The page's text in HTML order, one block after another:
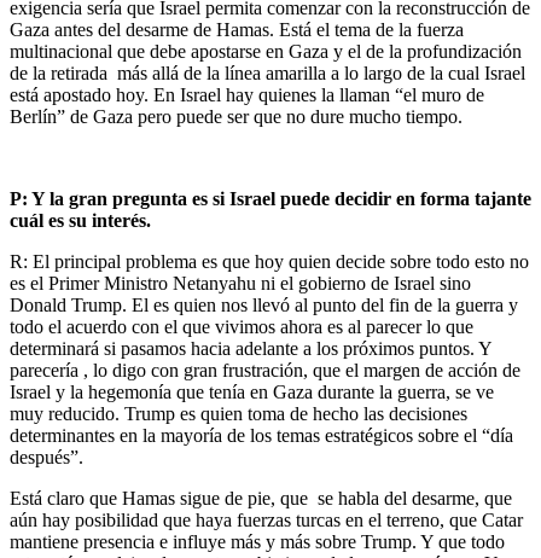
exigencia sería que Israel permita comenzar con la reconstrucción de
Gaza antes del desarme de Hamas. Está el tema de la fuerza
multinacional que debe apostarse en Gaza y el de la profundización
de la retirada más allá de la línea amarilla a lo largo de la cual Israel
está apostado hoy. En Israel hay quienes la llaman “el muro de
Berlín” de Gaza pero puede ser que no dure mucho tiempo.
P: Y la gran pregunta es si Israel puede decidir en forma tajante
cuál es su interés.
R: El principal problema es que hoy quien decide sobre todo esto no
es el Primer Ministro Netanyahu ni el gobierno de Israel sino
Donald Trump. El es quien nos llevó al punto del fin de la guerra y
todo el acuerdo con el que vivimos ahora es al parecer lo que
determinará si pasamos hacia adelante a los próximos puntos. Y
parecería , lo digo con gran frustración, que el margen de acción de
Israel y la hegemonía que tenía en Gaza durante la guerra, se ve
muy reducido. Trump es quien toma de hecho las decisiones
determinantes en la mayoría de los temas estratégicos sobre el “día
después”.
Está claro que Hamas sigue de pie, que se habla del desarme, que
aún hay posibilidad que haya fuerzas turcas en el terreno, que Catar
mantiene presencia e influye más y más sobre Trump. Y que todo